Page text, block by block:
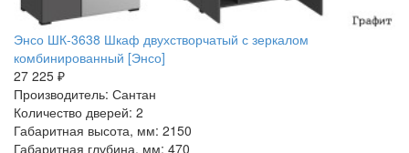
Энсо ШК-3638 Шкаф двухстворчатый с зеркалом
комбинированный [Энсо]
27 225 ₽
Производитель: Сантан
Количество дверей: 2
Габаритная высота, мм: 2150
Габаритная глубина, мм: 470